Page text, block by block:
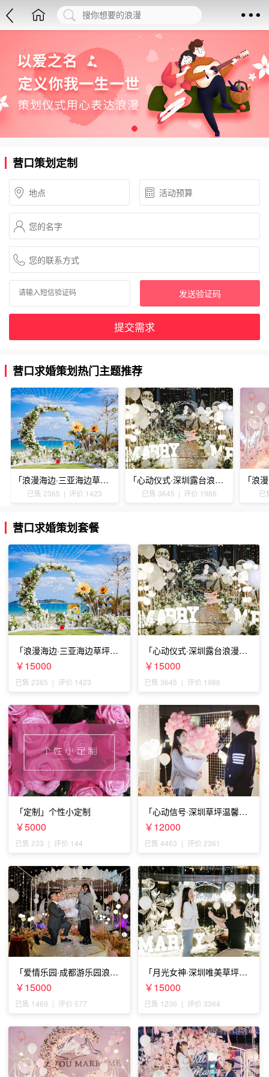
营口策划定制
发送验证码
提交需求
营口求婚策划热门主题推荐
「浪漫海边·三亚海边草坪浪漫求婚」
已售 2365 | 评价 1423
「心动仪式·深圳露台浪漫求婚」
已售 3645 | 评价 1986 已
营口求婚策划套餐
「浪漫海边·三亚海边草坪浪
漫求婚」
￥15000
已售 2365 | 评价 1423
「心动仪式·深圳露台浪漫求
婚」
￥15000
已售 3645 | 评价 1986
「定制」个性小定制
￥5000
已售 233 | 评价 144
「心动信号·深圳草坪温馨求
婚」
￥12000
已售 4463 | 评价 2361
「爱情乐园·成都游乐园浪漫
求婚」
￥15000
已售 1469 | 评价 577
「月光女神·深圳唯美草坪浪
漫求婚」
￥15000
已售 1236 | 评价 3364